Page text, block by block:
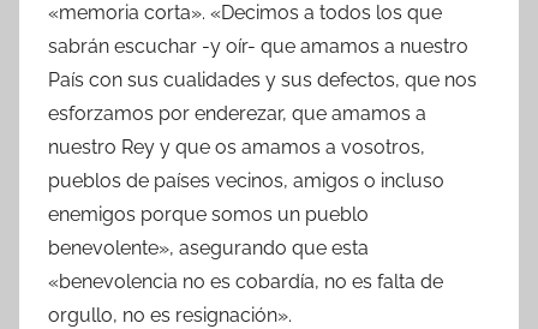
«memoria corta». «Decimos a todos los que
sabrán escuchar -y oír- que amamos a nuestro
País con sus cualidades y sus defectos, que nos
esforzamos por enderezar, que amamos a
nuestro Rey y que os amamos a vosotros,
pueblos de países vecinos, amigos o incluso
enemigos porque somos un pueblo
benevolente», asegurando que esta
«benevolencia no es cobardía, no es falta de
orgullo, no es resignación».